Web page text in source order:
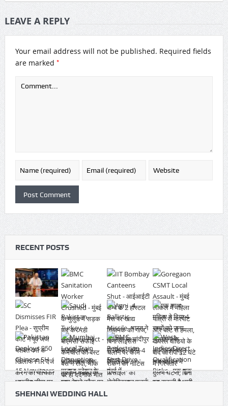
LEAVE A REPLY
Your email address will not be published. Required fields
are marked *
RECENT POSTS
SHEHNAI WEDDING HALL